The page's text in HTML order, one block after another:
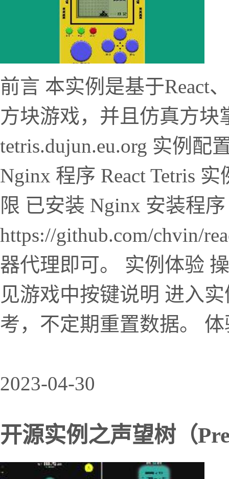
前言 本实例是基于React
方块游戏，并且仿真方块
tetris.dujun.eu.org 实例配
Nginx 程序 React Tetris
限 已安装 Nginx 安装程
https://github.com/chvin/
器代理即可。 实例体验
见游戏中按键说明 进入
考，不定期重置数据。
2023-04-30
开源实例之声望树（